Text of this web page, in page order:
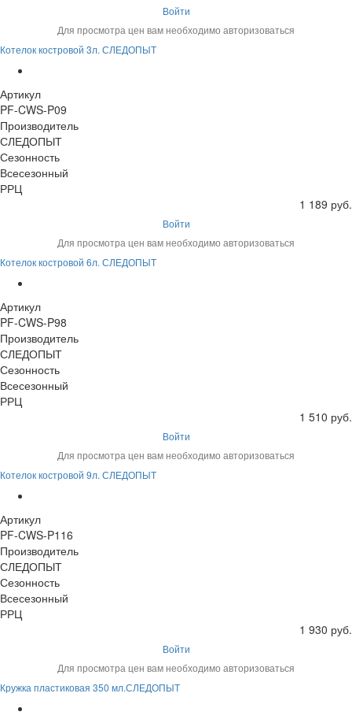
Войти
Для просмотра цен вам необходимо авторизоваться
Котелок костровой 3л. СЛЕДОПЫТ
Артикул
PF-CWS-P09
Производитель
СЛЕДОПЫТ
Сезонность
Всесезонный
РРЦ
1 189 руб.
Войти
Для просмотра цен вам необходимо авторизоваться
Котелок костровой 6л. СЛЕДОПЫТ
Артикул
PF-CWS-P98
Производитель
СЛЕДОПЫТ
Сезонность
Всесезонный
РРЦ
1 510 руб.
Войти
Для просмотра цен вам необходимо авторизоваться
Котелок костровой 9л. СЛЕДОПЫТ
Артикул
PF-CWS-P116
Производитель
СЛЕДОПЫТ
Сезонность
Всесезонный
РРЦ
1 930 руб.
Войти
Для просмотра цен вам необходимо авторизоваться
Кружка пластиковая 350 мл.СЛЕДОПЫТ